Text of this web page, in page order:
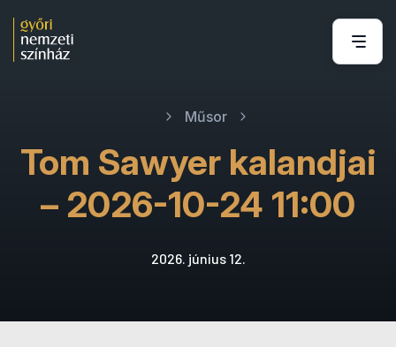
Műsor
Tom Sawyer kalandjai
– 2026-10-24 11:00
2026. június 12.